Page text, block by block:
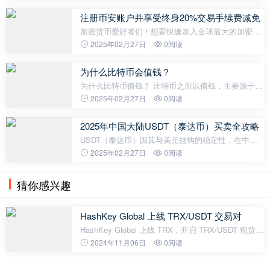
的交易所账户： 打开你的交易所账
注册币安账户并享受终身20%交易手续费减免
加密货币爱好者们！想要快速加入全球最大的加密货
币交易所——币安（Binance）的大家庭吗？还想要
把手教你，保证三分钟内搞定注册，让你轻
2025年02月27日 0阅读
为什么比特币会值钱？
为什么比特币值钱？ 比特币之所以值钱，主要源于其
稀缺性、去中心化特性、技术信任以及市场需求等多
统意义上的实物支撑，而是由其
2025年02月27日 0阅读
2025年中国大陆USDT（泰达币）买卖全攻略
USDT（泰达币）因其与美元挂钩的稳定性，在中国
乃至全球范围内都受到投资者的青睐。本教程将详细
2025年02月27日 0阅读
猜你感兴趣
HashKey Global 上线 TRX/USDT 交易对
HashKey Global 上线 TRX，开启 TRX/USDT 现货交
易。此前，HashKey Global 已支持波场版 USDT。
2024年11月06日 0阅读